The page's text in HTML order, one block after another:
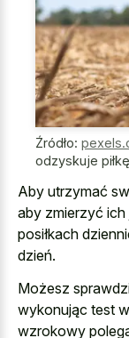
Źródło:
odzyskuje piłkę
Aby utrzymać
aby zmierzyć
posiłkach
dzień.
Możesz
wykonując test
wzrokowy